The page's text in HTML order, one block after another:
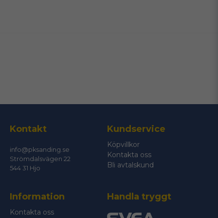
Ja, ni får publicera min fråga
Skicka fråga
Kontakt
info@pksanding.se
Strömdalsvägen 22
544 31 Hjo
Kundservice
Köpvillkor
Kontakta oss
Bli avtalskund
Information
Kontakta oss
Handla tryggt